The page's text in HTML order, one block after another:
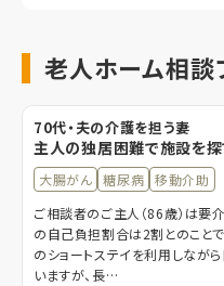
老人ホーム相
70代・夫の介護を担う妻
主人の独居困難で施設を
大腸がん 糖尿病
移動介助
ご相談者のご主人（86歳）は要
の自己負担割合は2割とのこと
のショートステイを利用しなが
いますが、長…